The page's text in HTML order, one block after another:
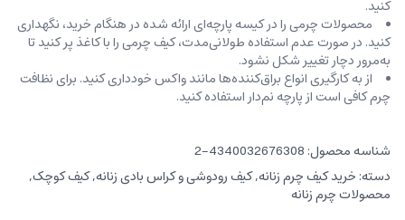
کنید.
محصولات چرمی را در کیسه‌ پارچه‌ای ارائه شده در هنگام خرید، ‌نگهداری
کنید. در صورت عدم استفاده طولانی‌مدت، کیف‌ چرمی را با کاغذ پر کنید تا
به‌مرور دچار تغییر شکل نشود.
از به کارگیری انواع براق‌کننده‌ها مانند واکس خودداری کنید. برای نظافت
چرم کافی است از پارچه‌ نم‌دار استفاده کنید.
شناسه محصول: 4340032676308-2
دسته: خرید کیف چرم زنانه,کیف رودوشی و کراس بادی زنانه,کیف کوچک,
محصولات چرم زنانه